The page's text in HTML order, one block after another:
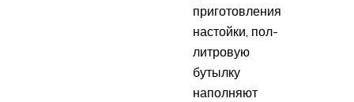
приготовления
настойки, пол-
литровую
бутылку
наполняют